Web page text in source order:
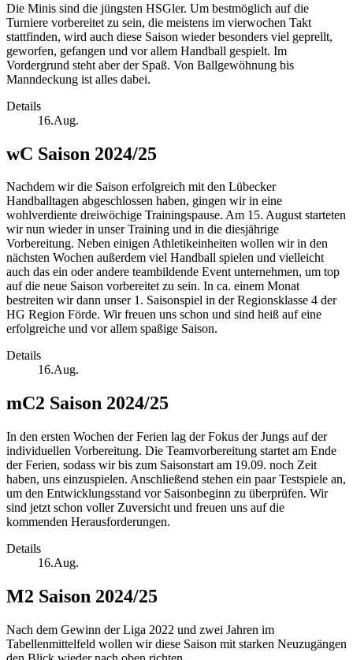
Die Minis sind die jüngsten HSGler. Um bestmöglich auf die
Turniere vorbereitet zu sein, die meistens im vierwochen Takt
stattfinden, wird auch diese Saison wieder besonders viel geprellt,
geworfen, gefangen und vor allem Handball gespielt. Im
Vordergrund steht aber der Spaß. Von Ballgewöhnung bis
Manndeckung ist alles dabei.
Details
16.Aug.
wC Saison 2024/25
Nachdem wir die Saison erfolgreich mit den Lübecker
Handballtagen abgeschlossen haben, gingen wir in eine
wohlverdiente dreiwöchige Trainingspause. Am 15. August starteten
wir nun wieder in unser Training und in die diesjährige
Vorbereitung. Neben einigen Athletikeinheiten wollen wir in den
nächsten Wochen außerdem viel Handball spielen und vielleicht
auch das ein oder andere teambildende Event unternehmen, um top
auf die neue Saison vorbereitet zu sein. In ca. einem Monat
bestreiten wir dann unser 1. Saisonspiel in der Regionsklasse 4 der
HG Region Förde. Wir freuen uns schon und sind heiß auf eine
erfolgreiche und vor allem spaßige Saison.
Details
16.Aug.
mC2 Saison 2024/25
In den ersten Wochen der Ferien lag der Fokus der Jungs auf der
individuellen Vorbereitung. Die Teamvorbereitung startet am Ende
der Ferien, sodass wir bis zum Saisonstart am 19.09. noch Zeit
haben, uns einzuspielen. Anschließend stehen ein paar Testspiele an,
um den Entwicklungsstand vor Saisonbeginn zu überprüfen. Wir
sind jetzt schon voller Zuversicht und freuen uns auf die
kommenden Herausforderungen.
Details
16.Aug.
M2 Saison 2024/25
Nach dem Gewinn der Liga 2022 und zwei Jahren im
Tabellenmittelfeld wollen wir diese Saison mit starken Neuzugängen